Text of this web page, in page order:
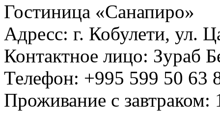
Гостиница «Санапиро»
Адресс: г. Кобулети, ул.
Контактное лицо: Зураб
Телефон: +995 599 50 63
Проживание с завтраком: